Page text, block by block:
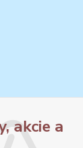
akcie a